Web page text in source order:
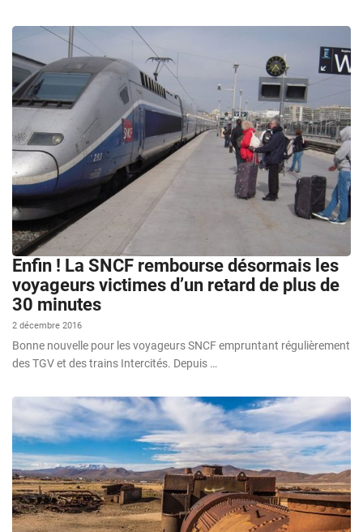
Enfin ! La SNCF rembourse désormais les
voyageurs victimes d’un retard de plus de
30 minutes
2 décembre 2016
Bonne nouvelle pour les voyageurs SNCF empruntant régulièrement
des TGV et des trains Intercités. Depuis …